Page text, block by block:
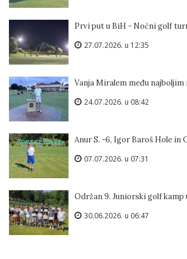
Prvi put u BiH - Noćni golf
27.07.2026. u 12:35
Vanja Miralem među najboljim
24.07.2026. u 08:42
Anur S. -6, Igor Baroš Hole in
07.07.2026. u 07:31
Održan 9. Juniorski golf kamp
30.06.2026. u 06:47